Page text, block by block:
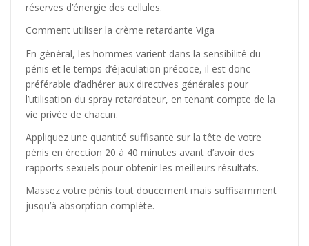
réserves d’énergie des cellules.
Comment utiliser la crème retardante Viga
En général, les hommes varient dans la sensibilité du
pénis et le temps d’éjaculation précoce, il est donc
préférable d’adhérer aux directives générales pour
l’utilisation du spray retardateur, en tenant compte de la
vie privée de chacun.
Appliquez une quantité suffisante sur la tête de votre
pénis en érection 20 à 40 minutes avant d’avoir des
rapports sexuels pour obtenir les meilleurs résultats.
Massez votre pénis tout doucement mais suffisamment
jusqu’à absorption complète.